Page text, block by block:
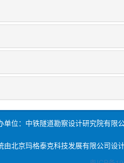
单位：中铁隧道勘察设计研究院有
由北京玛格泰克科技发展有限公司设